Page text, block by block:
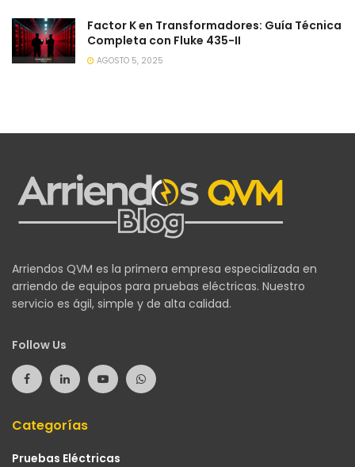
Factor K en Transformadores: Guía Técnica
Completa con Fluke 435-II
AGOSTO 5, 2025
Arriendos QVM es la primera empresa especializada en
arriendo de equipos para pruebas eléctricas. Nuestro
servicio es ágil, simple y de alta calidad.
Follow Us
Categorías
Pruebas Eléctricas